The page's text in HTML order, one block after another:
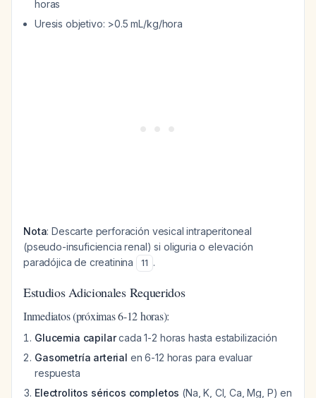
horas
Uresis objetivo: >0.5 mL/kg/hora
Nota: Descarte perforación vesical intraperitoneal
(pseudo-insuficiencia renal) si oliguria o elevación
paradójica de creatinina
11 .
Estudios Adicionales Requeridos
Inmediatos (próximas 6-12 horas):
Glucemia capilarcada 1-2 horas hasta estabilización
Gasometría arterial en 6-12 horas para evaluar
respuesta
Electrolitos séricos completos (Na, K, Cl, Ca, Mg, P) en